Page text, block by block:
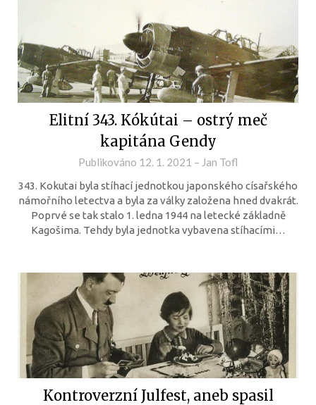
Elitní 343. Kókútai – ostrý meč
kapitána Gendy
Publikováno 12. 1. 2021 – Jan Tofl
343. Kokutai byla stíhací jednotkou japonského císařského
námořního letectva a byla za války založena hned dvakrát.
Poprvé se tak stalo 1. ledna 1944 na letecké základně
Kagošima. Tehdy byla jednotka vybavena stíhacími…
Kontroverzní Julfest, aneb spasil